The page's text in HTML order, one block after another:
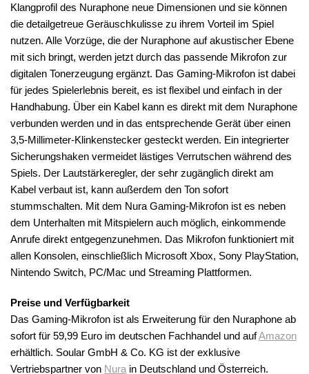
Klangprofil des Nuraphone neue Dimensionen und sie können
die detailgetreue Geräuschkulisse zu ihrem Vorteil im Spiel
nutzen. Alle Vorzüge, die der Nuraphone auf akustischer Ebene
mit sich bringt, werden jetzt durch das passende Mikrofon zur
digitalen Tonerzeugung ergänzt. Das Gaming-Mikrofon ist dabei
für jedes Spielerlebnis bereit, es ist flexibel und einfach in der
Handhabung. Über ein Kabel kann es direkt mit dem Nuraphone
verbunden werden und in das entsprechende Gerät über einen
3,5-Millimeter-Klinkenstecker gesteckt werden. Ein integrierter
Sicherungshaken vermeidet lästiges Verrutschen während des
Spiels. Der Lautstärkeregler, der sehr zugänglich direkt am
Kabel verbaut ist, kann außerdem den Ton sofort
stummschalten. Mit dem Nura Gaming-Mikrofon ist es neben
dem Unterhalten mit Mitspielern auch möglich, einkommende
Anrufe direkt entgegenzunehmen. Das Mikrofon funktioniert mit
allen Konsolen, einschließlich Microsoft Xbox, Sony PlayStation,
Nintendo Switch, PC/Mac und Streaming Plattformen.
Preise und Verfügbarkeit
Das Gaming-Mikrofon ist als Erweiterung für den Nuraphone ab
sofort für 59,99 Euro im deutschen Fachhandel und aufAmazon
erhältlich. Soular GmbH & Co. KG ist der exklusive
Vertriebspartner von Nura in Deutschland und Österreich.